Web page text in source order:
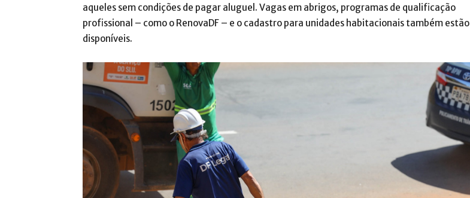
aqueles sem condições de pagar aluguel. Vagas em abrigos, programas de qualificação
profissional – como o RenovaDF – e o cadastro para unidades habitacionais também estão
disponíveis.